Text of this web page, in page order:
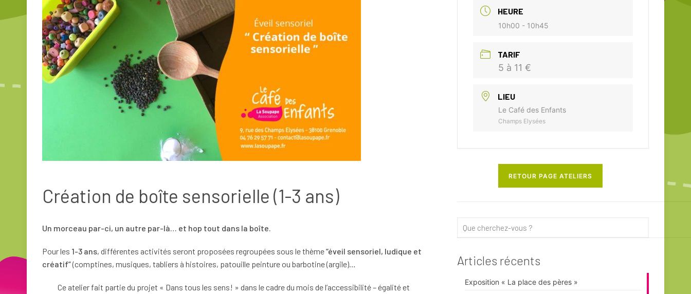
Création de boîte sensorielle (1-3 ans)
Un morceau par-ci, un autre par-là… et hop tout dans la boîte.
Pour les 1-3 ans, différentes activités seront proposées regroupées sous le thème“éveil sensoriel, ludique et
créatif”(comptines, musiques, tabliers à histoires, patouille peinture ou barbotine (argile)…
Ce atelier fait partie du projet « Dans tous les sens! » dans le cadre du mois de l’accessibilité – égalité et
HEURE
10h00 - 10h45
TARIF
5 à 11 €
LIEU
Le Café des Enfants
Champs Elysées
RETOUR PAGE ATELIERS
Articles récents
Exposition « La place des pères »